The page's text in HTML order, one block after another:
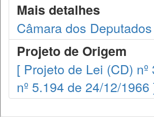
Mais detalhes
Câmara dos Deputados
Projeto de Origem
[ Projeto de Lei (CD)
nº 5.194 de 24/12/1966